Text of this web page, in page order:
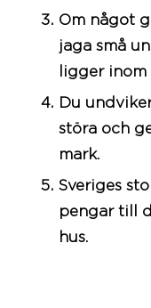
Om något
jaga små
ligger inom
Du
störa och
mark.
Sveriges
pengar till
hus.